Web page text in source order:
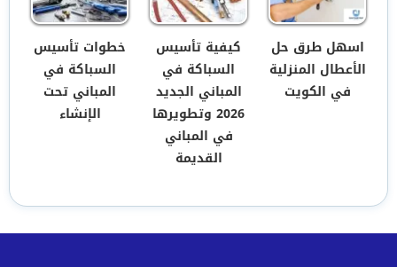
اسهل طرق حل
الأعطال المنزلية
في الكويت
كيفية تأسيس
السباكة في
المباني الجديد
2026 وتطويرها
في المباني
القديمة
خطوات تأسيس
السباكة في
المباني تحت
الإنشاء